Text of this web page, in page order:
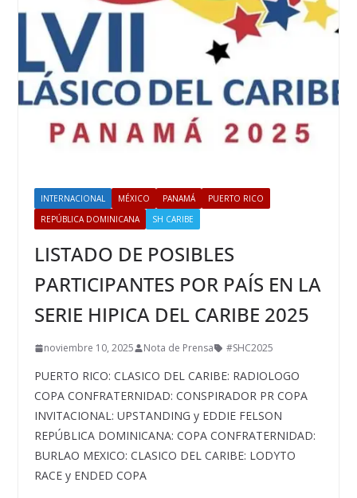
INTERNACIONAL MÉXICO PANAMÁ
PUERTO RICO
REPÚBLICA DOMINICANA
SH CARIBE
LISTADO DE POSIBLES
PARTICIPANTES POR PAÍS EN LA
SERIE HIPICA DEL CARIBE 2025
noviembre 10, 2025 Nota de Prensa #SHC2025
PUERTO RICO: CLASICO DEL CARIBE: RADIOLOGO
COPA CONFRATERNIDAD: CONSPIRADOR PR COPA
INVITACIONAL: UPSTANDING y EDDIE FELSON
REPÚBLICA DOMINICANA: COPA CONFRATERNIDAD:
BURLAO MEXICO: CLASICO DEL CARIBE: LODYTO
RACE y ENDED COPA